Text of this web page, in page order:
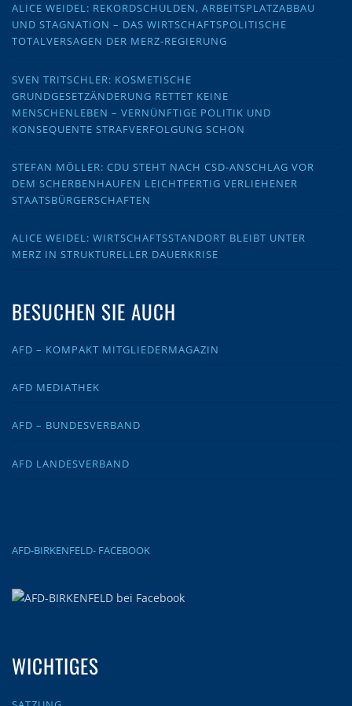
ALICE WEIDEL: REKORDSCHULDEN, ARBEITSPLATZABBAU
UND STAGNATION – DAS WIRTSCHAFTSPOLITISCHE
TOTALVERSAGEN DER MERZ-REGIERUNG
SVEN TRITSCHLER: KOSMETISCHE
GRUNDGESETZÄNDERUNG RETTET KEINE
MENSCHENLEBEN – VERNÜNFTIGE POLITIK UND
KONSEQUENTE STRAFVERFOLGUNG SCHON
STEFAN MÖLLER: CDU STEHT NACH CSD-ANSCHLAG VOR
DEM SCHERBENHAUFEN LEICHTFERTIG VERLIEHENER
STAATSBÜRGERSCHAFTEN
ALICE WEIDEL: WIRTSCHAFTSSTANDORT BLEIBT UNTER
MERZ IN STRUKTURELLER DAUERKRISE
BESUCHEN SIE AUCH
AFD – KOMPAKT MITGLIEDERMAGAZIN
AFD MEDIATHEK
AFD – BUNDESVERBAND
AFD LANDESVERBAND
AFD-BIRKENFELD- FACEBOOK
WICHTIGES